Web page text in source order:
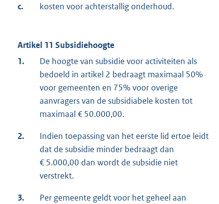
c. kosten voor achterstallig onderhoud.
Artikel 11 Subsidiehoogte
1.
De hoogte van subsidie voor activiteiten als
bedoeld in artikel 2 bedraagt maximaal 50%
voor gemeenten en 75% voor overige
aanvragers van de subsidiabele kosten tot
maximaal € 50.000,00.
2.
Indien toepassing van het eerste lid ertoe leidt
dat de subsidie minder bedraagt dan
€ 5.000,00 dan wordt de subsidie niet
verstrekt.
3.
Per gemeente geldt voor het geheel aan